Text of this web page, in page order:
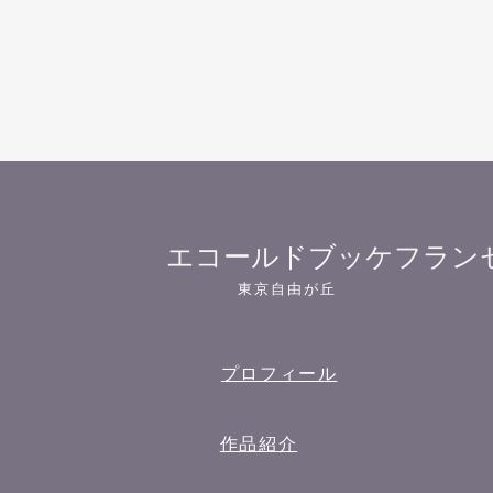
エコールドブッケフラン
東京自由が丘
プロフィール
作品紹介